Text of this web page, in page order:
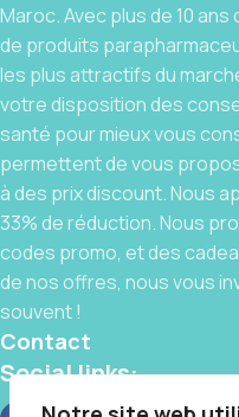
Maroc. Avec plus de 10
de produits
les plus attractifs du
votre disposition des
santé pour mieux vous
permettent de vous
à des prix discount. Nous
33% de réduction. Nous
codes promo, et des
de nos offres, nous vous
souvent !
Contact
Social links: